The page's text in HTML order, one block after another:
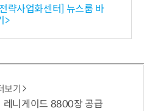
즈니스 미팅 지원…K
해외 진출 교두보 확
략사업화센터] 뉴스룸 바
>
보기
레니게이드 8800장 공급